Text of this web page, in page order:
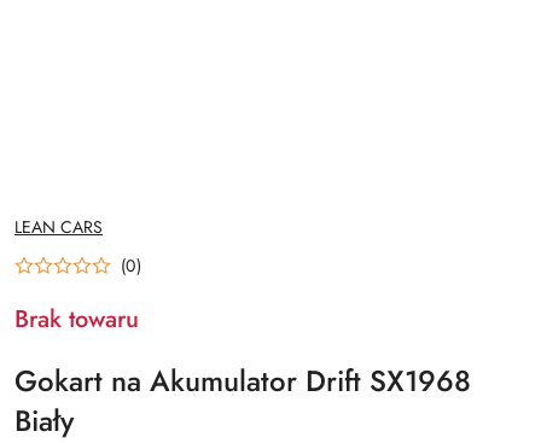
NAZWA
PRODUCENTA:
LEAN CARS
(0)
Brak towaru
Gokart na Akumulator Drift SX1968
Biały